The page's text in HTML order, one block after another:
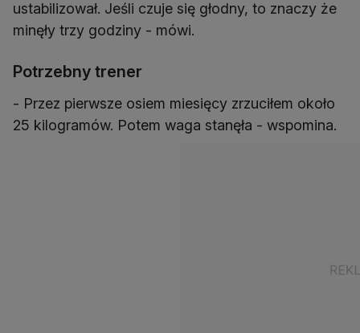
ustabilizował. Jeśli czuje się głodny, to znaczy że
minęły trzy godziny - mówi.
Potrzebny trener
- Przez pierwsze osiem miesięcy zrzuciłem około
25 kilogramów. Potem waga stanęła - wspomina.